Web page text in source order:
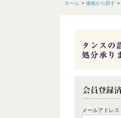
ホーム
価格から探す
メールアドレス